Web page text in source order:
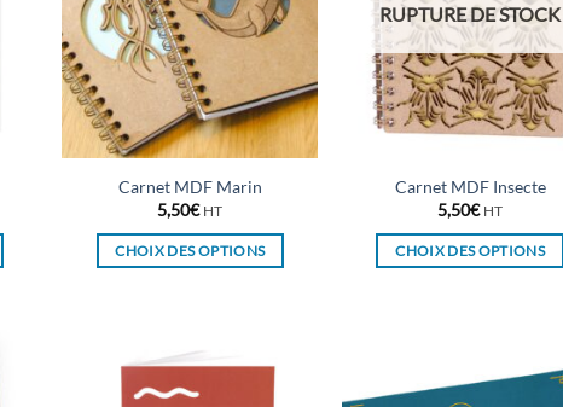
Carnet MDF Marin
5,50€ HT
CHOIX DES OPTIONS
plusieurs
variations.
RUPTURE DE STOCK
Carnet MDF Insecte
5,50€ HT
CHOIX DES OPTIONS
variations.